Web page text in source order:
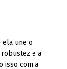
ela une o
robustez e a
isso com a